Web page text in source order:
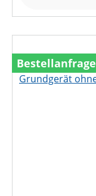
Bestellanfrage